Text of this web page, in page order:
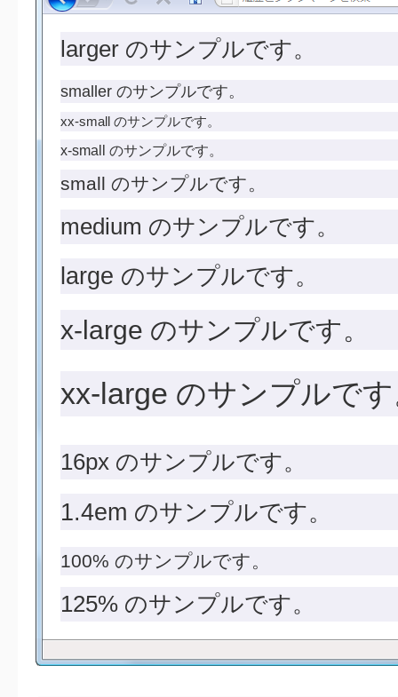
larger のサンプルです。
smaller のサンプルです。
xx-small のサンプルです。
x-small のサンプルです。
small のサンプルです。
medium のサンプルです。
large のサンプルです。
x-large のサンプルです。
xx-large のサンプルで
16px のサンプルです。
1.4em のサンプルです。
100% のサンプルです。
125% のサンプルです。